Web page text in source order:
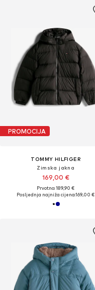
PROMOCIJA
TOMMY HILFIGER
Zimska jakna
169,00 €
Prvotno: 189,90 €
Posljednja najniža cijena:169,00 €